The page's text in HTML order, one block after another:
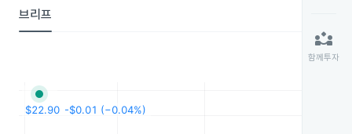
브리프
partner_exchange
함께투자